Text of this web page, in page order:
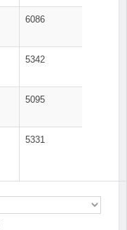
6086
5342
5095
5331